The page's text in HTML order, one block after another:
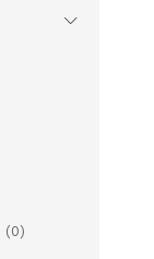
(0)